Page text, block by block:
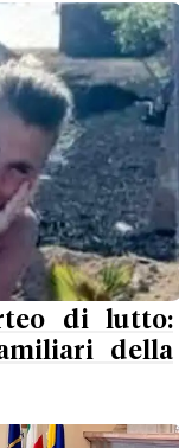
di lutto:
della